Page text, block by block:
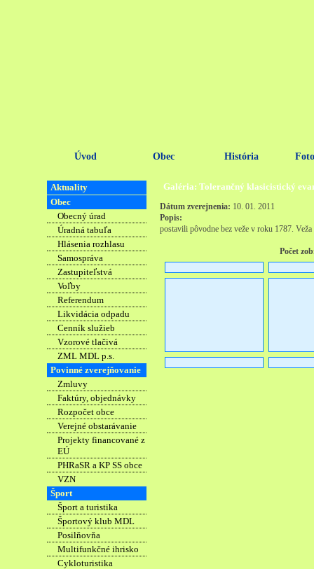
Úvod Obec História
Aktuality
Obec
Obecný úrad
Úradná tabuľa
Hlásenia rozhlasu
Samospráva
Zastupiteľstvá
Voľby
Referendum
Likvidácia odpadu
Cenník služieb
Vzorové tlačivá
ZML MDL p.s.
Povinné zverejňovanie
Zmluvy
Faktúry, objednávky
Rozpočet obce
Verejné obstarávanie
Projekty financované z
EÚ
PHRaSR a KP SS obce
VZN
Šport
Šport a turistika
Športový klub MDL
Posilňovňa
Multifunkčné ihrisko
Cykloturistika
Galéria: Tolerančný klasicistický
Dátum zverejnenia: 10. 01. 2011
Popis:
postavili pôvodne bez veže v roku 1787.
Počet